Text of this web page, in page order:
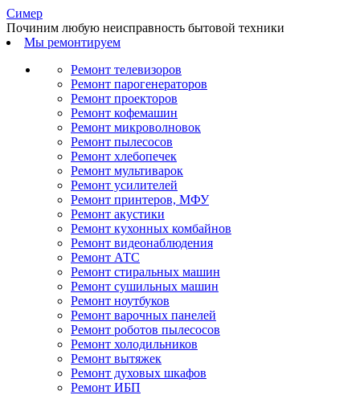
Симер
Починим любую неисправность бытовой техники
Мы ремонтируем
Ремонт телевизоров
Ремонт парогенераторов
Ремонт проекторов
Ремонт кофемашин
Ремонт микроволновок
Ремонт пылесосов
Ремонт хлебопечек
Ремонт мультиварок
Ремонт усилителей
Ремонт принтеров, МФУ
Ремонт акустики
Ремонт кухонных комбайнов
Ремонт видеонаблюдения
Ремонт АТС
Ремонт стиральных машин
Ремонт сушильных машин
Ремонт ноутбуков
Ремонт варочных панелей
Ремонт роботов пылесосов
Ремонт холодильников
Ремонт вытяжек
Ремонт духовых шкафов
Ремонт ИБП